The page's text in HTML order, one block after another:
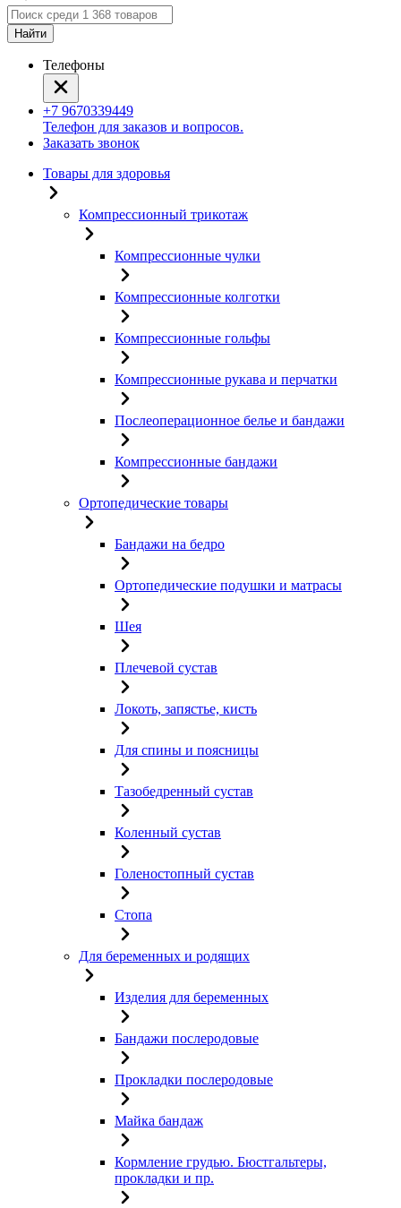
Найти
Телефоны
+7 9670339449
Телефон для заказов и вопросов.
Заказать звонок
Товары для здоровья
Компрессионный трикотаж
Компрессионные чулки
Компрессионные колготки
Компрессионные гольфы
Компрессионные рукава и перчатки
Послеоперационное белье и бандажи
Компрессионные бандажи
Ортопедические товары
Бандажи на бедро
Ортопедические подушки и матрасы
Шея
Плечевой сустав
Локоть, запястье, кисть
Для спины и поясницы
Тазобедренный сустав
Коленный сустав
Голеностопный сустав
Стопа
Для беременных и родящих
Изделия для беременных
Бандажи послеродовые
Прокладки послеродовые
Майка бандаж
Кормление грудью. Бюстгальтеры,
прокладки и пр.